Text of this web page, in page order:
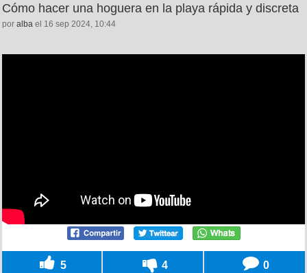
Cómo hacer una hoguera en la playa rápida y discreta
por alba el 16 sep 2024, 10:44
5 4 0